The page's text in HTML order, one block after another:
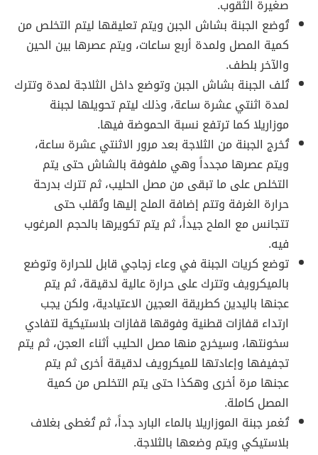
صغيرة الثقوب.
تُوضع الجبنة بشاش الجبن ويتم تعليقها ليتم التخلص من
كمية المصل ولمدة أربع ساعات، ويتم عصرها بين الحين
والآخر بلطف.
تُلف الجبنة بشاش الجبن وتوضع داخل الثلاجة لمدة وتترك
لمدة اثنتي عشرة ساعة، وذلك ليتم تحويلها لجبنة
موزاريلا كما ترتفع نسبة الحموضة فيها.
تُخرج الجبنة من الثلاجة بعد مرور الاثنتي عشرة ساعة،
ويتم عصرها مجدداً وهي ملفوفة بالشاش حتى يتم
التخلص على ما تبقى من مصل الحليب، ثم تترك بدرحة
حرارة الغرفة وتتم إضافة الملح إليها وتُقلب حتى
تتجانس مع الملح جيداً، ثم يتم تكويرها بالحجم المرغوب
فيه.
توضع كريات الجبنة في وعاء زجاجي قابل للحرارة وتوضع
بالميكرويف وتترك على حرارة عالية لدقيقة، ثم يتم
عجنها باليدين كطريقة العجين الاعتيادية، ولكن يجب
ارتداء قفازات قطنية وفوقها قفازات بلاستيكية لتفادي
سخونتها، وسيخرج منها مصل الحليب أثناء العجن، ثم يتم
تجفيفها وإعادتها للميكرويف لدقيقة أخرى ثم يتم
عجنها مرة أخرى وهكذا حتى يتم التخلص من كمية
المصل كاملة.
تُغمر جبنة الموزاريلا بالماء البارد جداً، ثم تُغطى بغلاف
بلاستيكي ويتم وضعها بالثلاجة.